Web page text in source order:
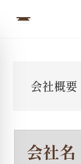
会社概要
会社名